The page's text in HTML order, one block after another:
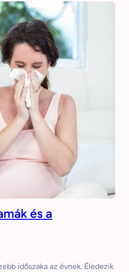
és a
időszaka az évnek. Éledezik